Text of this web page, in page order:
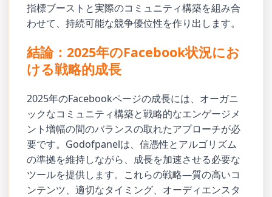
指標ブーストと実際のコミュニティ構築を組み合
わせて、持続可能な競争優位性を作り出します。
結論：2025年のFacebook状況にお
ける戦略的成長
2025年のFacebookページの成長には、オーガニ
ックなコミュニティ構築と戦略的なエンゲージメ
ント増幅の間のバランスの取れたアプローチが必
要です。Godofpanelは、信憑性とアルゴリズム
の準拠を維持しながら、成長を加速させる必要な
ツールを提供します。これらの戦略—質の高いコ
ンテンツ、適切なタイミング、オーディエンスタ